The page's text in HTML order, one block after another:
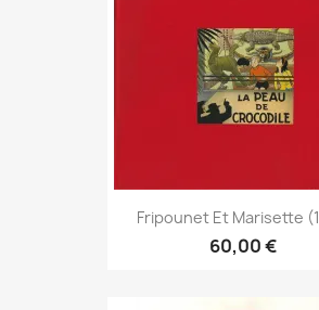
Fripounet Et Marisette
60,00 €